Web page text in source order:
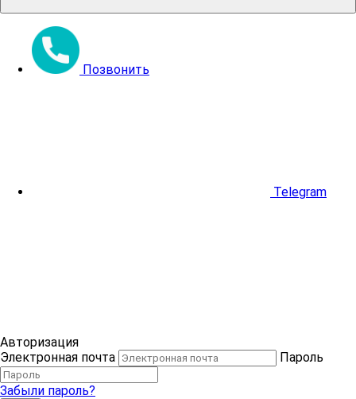
Позвонить
Telegram
Авторизация
Электронная почта
Пароль
Забыли пароль?